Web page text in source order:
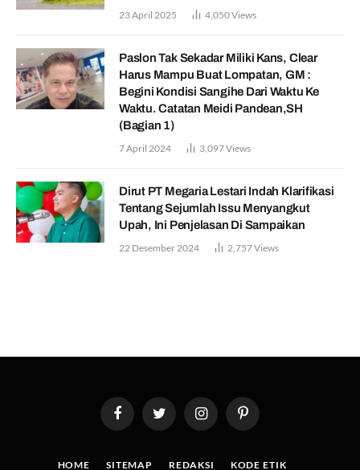
23 April 2025 4,050Views
Paslon Tak Sekadar Miliki Kans, Clear
Harus Mampu Buat Lompatan, GM :
Begini Kondisi Sangihe Dari Waktu Ke
Waktu. Catatan Meidi Pandean,SH
(Bagian 1)
7 April 2024 3,097Views
Dirut PT Megaria Lestari Indah Klarifikasi
Tentang Sejumlah Issu Menyangkut
Upah, Ini Penjelasan Di Sampaikan
22 Desember 2024 2,757Views
FacebookTwitter InstagramPinterest
HOME SITEMAP REDAKSI KODE ETIK